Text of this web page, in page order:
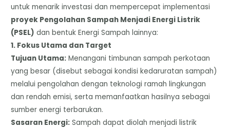
untuk menarik investasi dan mempercepat implementasi
proyek Pengolahan Sampah Menjadi Energi Listrik
(PSEL) dan bentuk Energi Sampah lainnya:
​1. Fokus Utama dan Target
​Tujuan Utama: Menangani timbunan sampah perkotaan
yang besar (disebut sebagai kondisi kedaruratan sampah)
melalui pengolahan dengan teknologi ramah lingkungan
dan rendah emisi, serta memanfaatkan hasilnya sebagai
sumber energi terbarukan.
​Sasaran Energi: Sampah dapat diolah menjadi listrik